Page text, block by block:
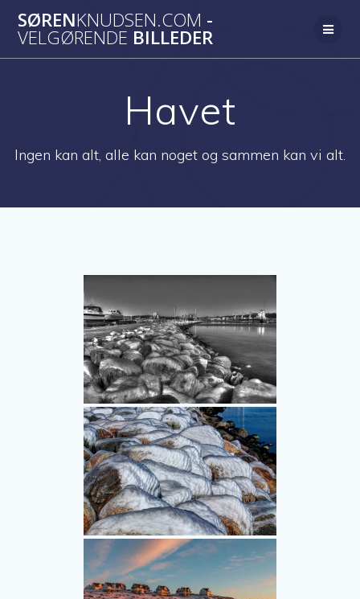
to
content
SØRENKNUDSEN.COM -
VELGØRENDE BILLEDER
Havet
Ingen kan alt, alle kan noget og sammen kan vi alt.